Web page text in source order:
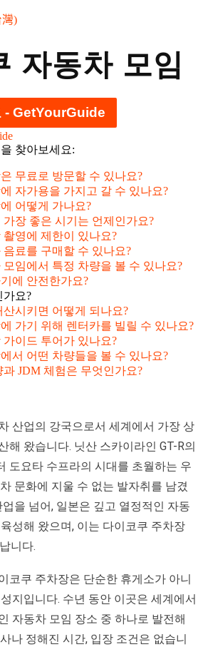
灣)
자동차 모임
- GetYourGuide
찾아보세요:
무료로 방문할 수 있나요?
자가용을 가지고 갈 수 있나요?
어떻게 가나요?
장 좋은 시기는 언제인가요?
영에 제한이 있나요?
료를 구매할 수 있나요?
임에서 특정 차량을 볼 수 있나요?
에 안전한가요?
가요?
시키면 어떻게 되나요?
가기 위해 렌터카를 빌릴 수 있나요?
이드 투어가 있나요?
서 어떤 차량들을 볼 수 있나요?
JDM 체험은 무엇인가요?
산업의 강국으로서 세계에서 가장 상
해 왔습니다. 닛산 스카이라인 GT-R의
도요타 수프라의 시대를 초월하는 우
문화에 지울 수 없는 발자취를 남겼
을 넘어, 일본은 깊고 열정적인 자동
성해 왔으며, 이는 다이코쿠 주차장
니다.
코쿠 주차장은 단순한 휴게소가 아니
지입니다. 수년 동안 이곳은 세계에서
자동차 모임 장소 중 하나로 발전해
나 정해진 시간, 입장 조건은 없습니